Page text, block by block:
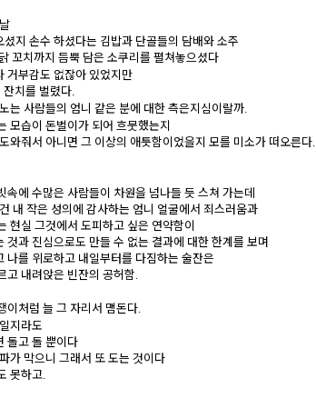
지 손수 하셨다는 김밥과 단골들의 담배와 소주
꼬치까지 듬뿍 담은 소쿠리를 펼쳐놓으셨다
거부감도 없잖아 있었지만
잔치를 벌렸다.
는 사람들의 엄니 같은 분에 대한 측은지심이랄까.
모습이 돈벌이가 되어 흐뭇했는지
와줘서 아니면 그 이상의 애틋함이었을지 모를 미소가 떠오른다.
속에 수많은 사람들이 차원을 넘나들 듯 스쳐 가는데
내 작은 성의에 감사하는 엄니 얼굴에서 죄스러움과
현실 그것에서 도피하고 싶은 연약함이
것과 진심으로도 만들 수 없는 결과에 대한 한계를 보며
나를 위로하고 내일부터를 다짐하는 술잔은
고 내려앉은 빈잔의 공허함.
이처럼 늘 그 자리서 맴돈다.
지라도
돌고 돌 뿐이다
가 막으니 그래서 또 도는 것이다
못하고.